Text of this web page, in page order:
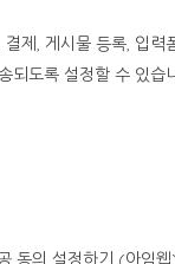
제, 게시물 등록, 입
되도록 설정할 수 있습
동의 설정하기 (아임